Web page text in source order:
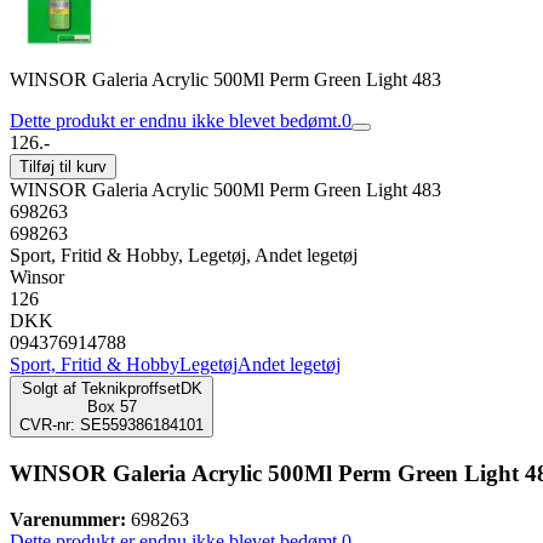
WINSOR Galeria Acrylic 500Ml Perm Green Light 483
Dette produkt er endnu ikke blevet bedømt.0
126.-
Tilføj til kurv
WINSOR Galeria Acrylic 500Ml Perm Green Light 483
698263
698263
Sport, Fritid & Hobby, Legetøj, Andet legetøj
Winsor
126
DKK
094376914788
Sport, Fritid & HobbyLegetøjAndet legetøj
Solgt af TeknikproffsetDK
Box 57
CVR-nr: SE559386184101
WINSOR Galeria Acrylic 500Ml Perm Green Light
Varenummer: 698263